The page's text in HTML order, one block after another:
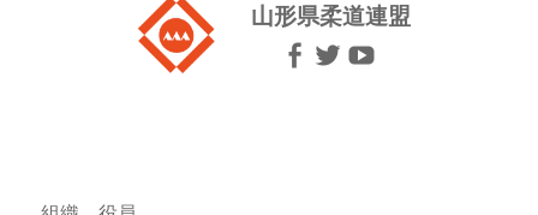
山形県柔道連盟